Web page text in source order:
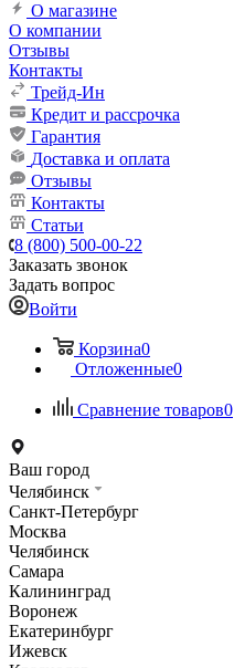
О магазине
О компании
Отзывы
Контакты
Трейд-Ин
Кредит и рассрочка
Гарантия
Доставка и оплата
Отзывы
Контакты
Статьи
8 (800) 500-00-22
Заказать звонок
Задать вопрос
Войти
Корзина0
Отложенные0
Сравнение товаров0
Ваш город
Челябинск
Санкт-Петербург
Москва
Челябинск
Самара
Калининград
Воронеж
Екатеринбург
Ижевск